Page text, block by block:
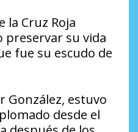
la Cruz Roja
preservar su vida
fue su escudo de
González, estuvo
desde el